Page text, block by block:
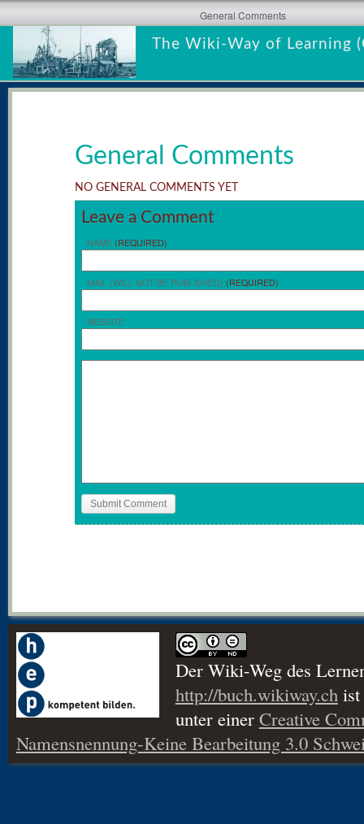
The Wiki-Way of Learning
General Comments
General Comments
NO GENERAL COMMENTS YET
Leave a Comment
NAME (REQUIRED)
MAIL (WILL NOT BE PUBLISHED) (REQUIRED)
WEBSITE
Der Wiki-Weg des
http://buch.wikiway.chist
unter einer Creative
Namensnennung-Keine Bearbeitung 3.0